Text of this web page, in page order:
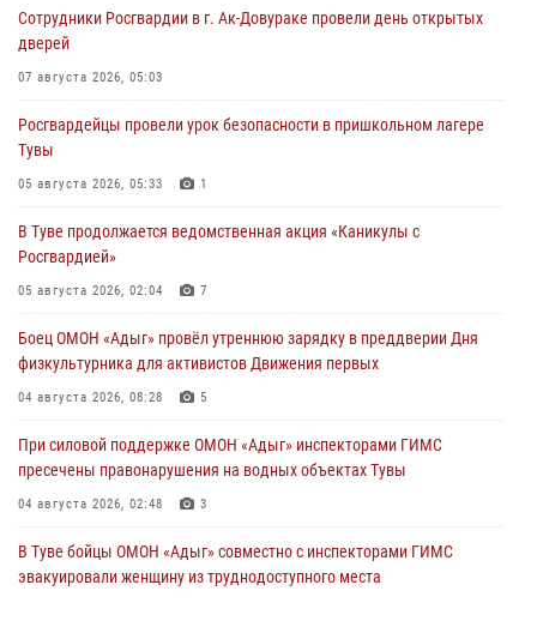
Сотрудники Росгвардии в г. Ак-Довураке провели день открытых
дверей
07 августа 2026, 05:03
Росгвардейцы провели урок безопасности в пришкольном лагере
Тувы
05 августа 2026, 05:33 1
В Туве продолжается ведомственная акция «Каникулы с
Росгвардией»
05 августа 2026, 02:04 7
Боец ОМОН «Адыг» провёл утреннюю зарядку в преддверии Дня
физкультурника для активистов Движения первых
04 августа 2026, 08:28 5
При силовой поддержке ОМОН «Адыг» инспекторами ГИМС
пресечены правонарушения на водных объектах Тувы
04 августа 2026, 02:48 3
В Туве бойцы ОМОН «Адыг» совместно с инспекторами ГИМС
эвакуировали женщину из труднодоступного места